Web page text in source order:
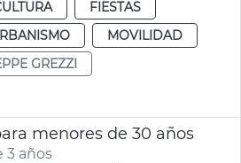
FIESTAS
MOVILIDAD
GREZZI
menores de 30 años
3 años